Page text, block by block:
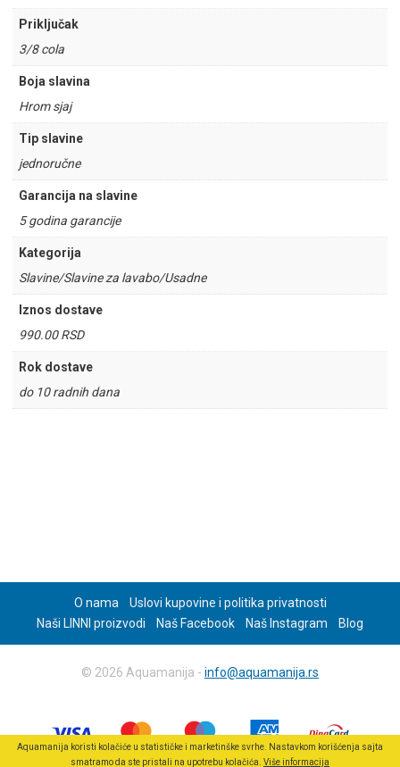
Priključak
3/8 cola
Boja slavina
Hrom sjaj
Tip slavine
jednoručne
Garancija na slavine
5 godina garancije
Kategorija
Slavine/Slavine za lavabo/Usadne
Iznos dostave
990.00 RSD
Rok dostave
do 10 radnih dana
O nama
Uslovi kupovine i politika privatnosti
Naši LINNI proizvodi
Naš Facebook Naš Instagram Blog
© 2026 Aquamanija - info@aquamanija.rs
Aquamanija koristi kolačiće u statističke i marketinške svrhe. Nastavkom korišćenja sajta
smatramo da ste pristali na upotrebu kolačića. Više informacija